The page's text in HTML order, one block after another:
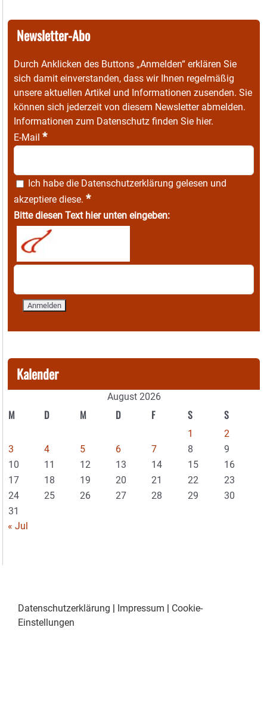
Newsletter-Abo
Durch Anklicken des Buttons „Anmelden“ erklären Sie
sich damit einverstanden, dass wir Ihnen regelmäßig
unsere aktuellen Artikel und Informationen zusenden. Sie
können sich jederzeit von diesem Newsletter abmelden.
Informationen zum Datenschutz finden Sie hier.
E-Mail *
Ich habe die Datenschutzerklärung gelesen und
akzeptiere diese. *
Bitte diesen Text hier unten eingeben:
Kalender
August 2026
M D M D F S S
1
2
3
4 5 6 7 8
9
10
11 12 13 14 15
16
17
18 19 20 21 22
23
24
25 26 27 28 29
30
31
« Jul
Datenschutzerklärung | Impressum | Cookie-
Einstellungen